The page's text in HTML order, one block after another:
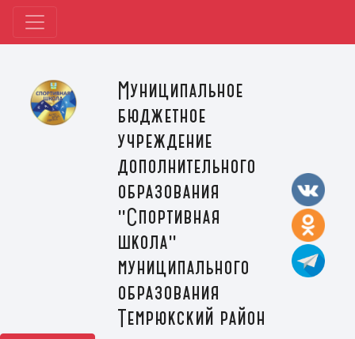
Муниципальное
бюджетное
учреждение
дополнительного
образования
"Спортивная
школа"
муниципального
образования
Темрюкский район